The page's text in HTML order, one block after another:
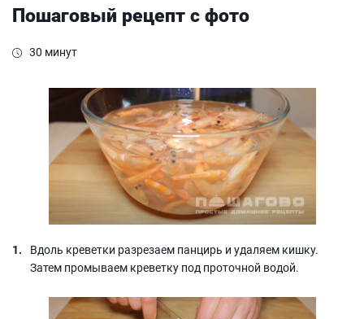
Пошаговый рецепт с фото
30 минут
Вдоль креветки разрезаем панцирь и удаляем кишку.
Затем промываем креветку под проточной водой.